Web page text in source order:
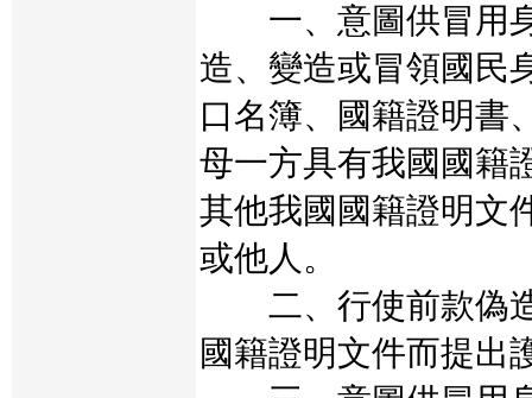
一、意圖供冒用身
造、變造或冒領國民
口名簿、國籍證明書
母一方具有我國國籍
其他我國國籍證明文
或他人。
二、行使前款偽造
國籍證明文件而提出